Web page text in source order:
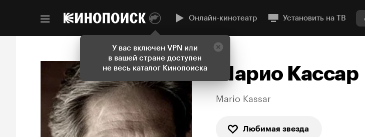
У вас включен VPN или
в вашей стране доступен
не весь каталог Кинопоиска
Онлайн-кинотеатр Установить на ТВ
Марио Кассар
Mario Kassar
Любимая звезда